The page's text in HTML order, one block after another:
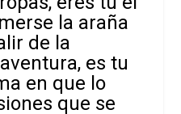
la araña
de la
es tu
en que lo
que se